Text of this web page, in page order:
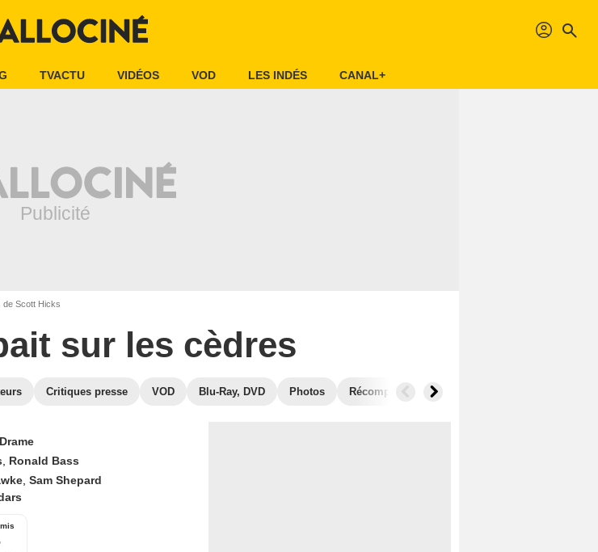
profil search
TVACTU VIDÉOS VOD LES INDÉS CANAL+
de Scott Hicks
sur les cèdres
Critiques presse VOD Blu-Ray, DVD Photos Récompenses
Drame
Ronald Bass
Sam Shepard